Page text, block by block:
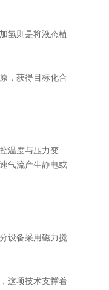
氢则是将液态植
，获得目标化合
温度与压力变
气流产生静电或
设备采用磁力搅
这项技术支撑着